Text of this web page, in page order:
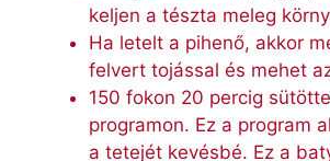
keljen a tészta meleg
Ha letelt a pihenő, akkor
felvert tojással és mehet
150 fokon 20 percig
programon. Ez a program
a tetejét kevésbé. Ez a